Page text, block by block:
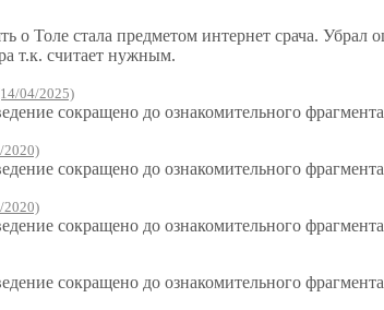
о Толе стала предметом интернет срача. Убрал
т.к. считает нужным.
04/2025)
сокращено до ознакомительного
2020)
сокращено до ознакомительного
2020)
сокращено до ознакомительного
сокращено до ознакомительного